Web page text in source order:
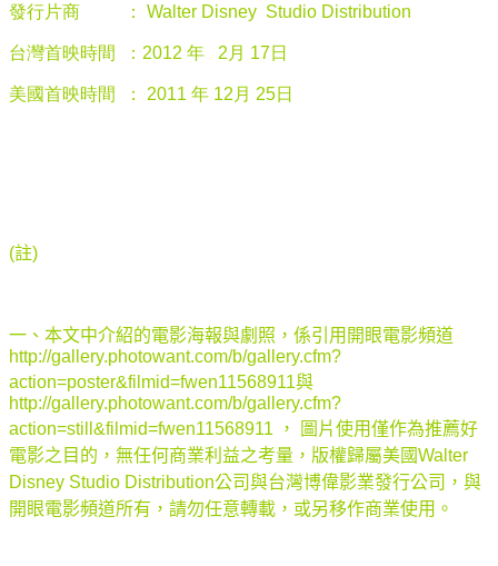
發行片商 ： Walter Disney Studio Distribution
台灣首映時間 ：2012 年 2月 17日
美國首映時間 ： 2011 年 12月 25日
(註)
一、本文中介紹的電影海報與劇照，係引用開眼電影頻道
http://gallery.photowant.com/b/gallery.cfm?
action=poster&filmid=fwen11568911與
http://gallery.photowant.com/b/gallery.cfm?
action=still&filmid=fwen11568911 ， 圖片使用僅作為推薦好
電影之目的，無任何商業利益之考量，版權歸屬美國Walter
Disney Studio Distribution公司與台灣博偉影業發行公司，與
開眼電影頻道所有，請勿任意轉載，或另移作商業使用。